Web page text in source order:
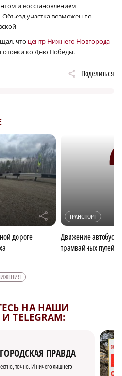
и восстановлением
участка возможен по
что центр Нижнего Новгорода
ко Дню Победы.
Поделиться
r
дороге
ТРАНСПОРТ
Движение
трамвайных путей
НА НАШИ
TELEGRAM:
ПРАВДА
точно. И ничего лишнего